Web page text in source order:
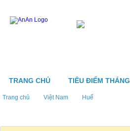
TRANG CHỦ TIÊU ĐIỂM THÁNG
Trang chủ Việt Nam Huế